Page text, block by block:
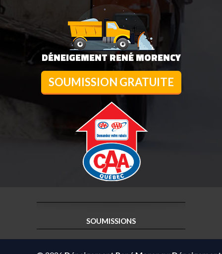
DÉNEIGEMENT RENÉ MORENCY
SOUMISSION GRATUITE
SOUMISSIONS